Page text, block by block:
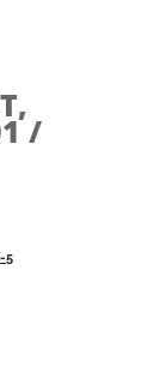
/
5